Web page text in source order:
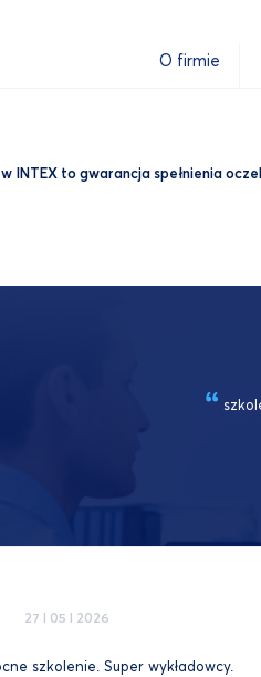
O firmie
INTEX to gwarancja spełnienia
27 I 05 I 2026
szkolenie. Super wykładowcy.